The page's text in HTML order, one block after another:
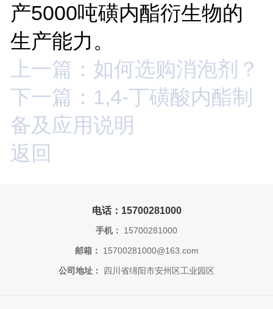
产5000吨磺内酯衍生物的
生产能力。
上一篇：如何选购消泡剂？
下一篇：1,4-丁磺酸内酯制
备及应用说明
返回
电话：15700281000
手机： 15700281000
邮箱： 15700281000@163.com
公司地址： 四川省绵阳市安州区工业园区